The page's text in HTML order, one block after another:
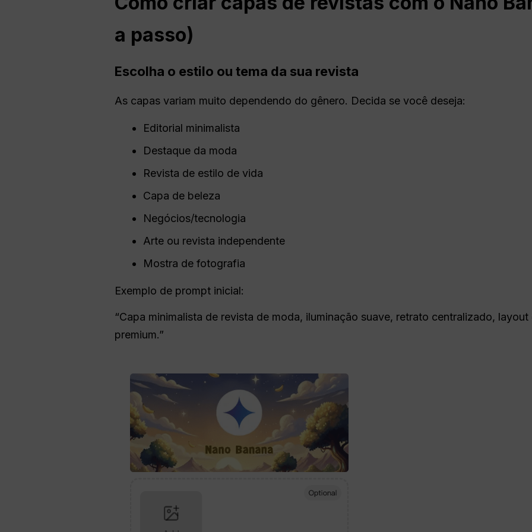
a passo)
Escolha o estilo ou tema da sua revista
As capas variam muito dependendo do gênero. Decida se você deseja:
Editorial minimalista
Destaque da moda
Revista de estilo de vida
Capa de beleza
Negócios/tecnologia
Arte ou revista independente
Mostra de fotografia
Exemplo de prompt inicial:
“Capa minimalista de revista de moda, iluminação suave, retrato centralizado,
premium.”